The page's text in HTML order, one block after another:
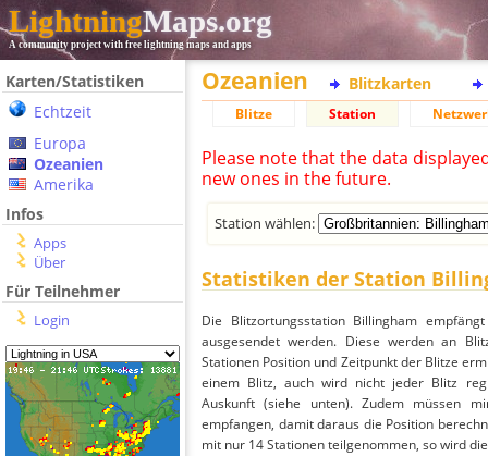
LightningMaps.org
A community project with free lightning maps and apps
Karten/Statistiken
Echtzeit
Europa
Ozeanien
Amerika
Infos
Apps
Über
Für Teilnehmer
Login
Ozeanien Blitzkarten
Blitze Station
Please note that the data
new ones in the future.
Station wählen:
Statistiken der Station
Die Blitzortungsstation Billingham
ausgesendet werden. Diese werden an
Stationen Position und Zeitpunkt der Blitze
einem Blitz, auch wird nicht jeder Blitz
Auskunft (siehe unten). Zudem müssen
empfangen, damit daraus die Position
mit nur 14 Stationen teilgenommen, so wird